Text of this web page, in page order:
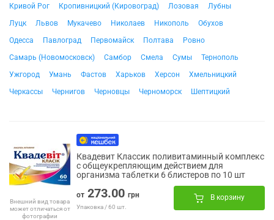
Кривой Рог
Кропивницкий (Кировоград) Лозовая
Лубны
Луцк
Львов Мукачево Николаев Никополь
Обухов
Одесса
Павлоград Первомайск Полтава
Ровно
Самарь (Новомосковск)
Самбор Смела Сумы
Тернополь
Ужгород
Умань Фастов Харьков Херсон
Хмельницкий
Черкассы
Чернигов Черновцы Черноморск Шептицкий
Внешний вид товара
может отличаться от
фотографии
Квадевит Классик поливитаминный комплекс
с общеукрепляющим действием для
организма таблетки 6 блистеров по 10 шт
от 273.00 грн
Упаковка / 60 шт.
В корзину